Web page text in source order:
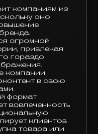
компаниям из
оно
огромной
привлекая
гораздо
компании
в свою
формат
вовлеченность
клиентов
товара или